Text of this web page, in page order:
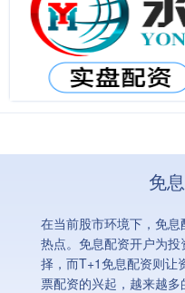
免
在当前股市环境下，免
热点。免息配资开户为
择，而T+1免息配资则让
票配资的兴起，越来越